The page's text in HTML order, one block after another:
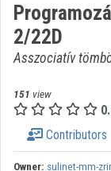
Contributors
Appearance:light
2/22D
Asszociatív
151 view
Contributors
Owner: sulinet-mm-